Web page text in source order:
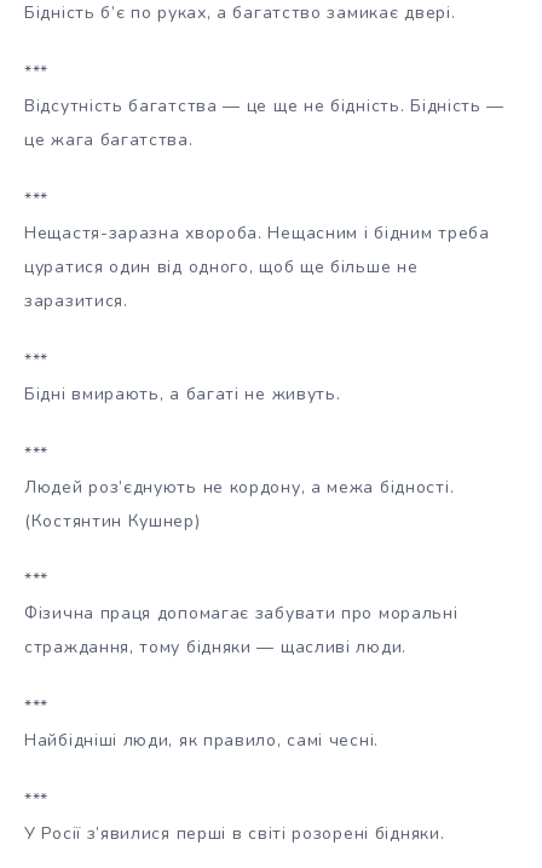
Бідність б’є по руках, а багатство замикає двері.
***
Відсутність багатства — це ще не бідність. Бідність —
це жага багатства.
***
Нещастя-заразна хвороба. Нещасним і бідним треба
цуратися один від одного, щоб ще більше не
заразитися.
***
Бідні вмирають, а багаті не живуть.
***
Людей роз’єднують не кордону, а межа бідності.
(Костянтин Кушнер)
***
Фізична праця допомагає забувати про моральні
страждання, тому бідняки — щасливі люди.
***
Найбідніші люди, як правило, самі чесні.
***
У Росії з’явилися перші в світі розорені бідняки.